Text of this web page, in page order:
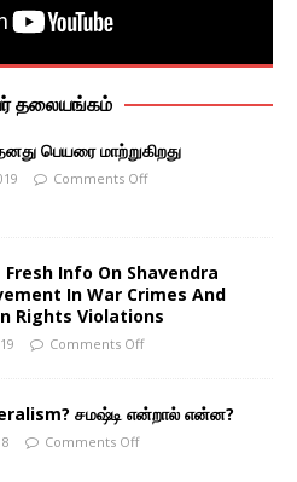
தலையங்கம்
பெயரை மாற்றுகிறது
Comments Off
Fresh Info On Shavendra
In War Crimes And
Rights Violations
Comments Off
சமஷ்டி என்றால் என்ன?
Comments Off